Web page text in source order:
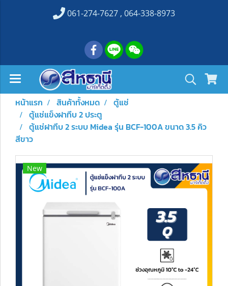
061-274-7627 , 064-338-8973
หน้าแรก สินค้าทั้งหมด
ตู้แช่
ตู้แช่แข็งฝาทึบ 2 ประตู
ตู้แช่ฝาทึบ 2 ระบบ Midea รุ่น BCF-100A ขนาด 3.5 คิว
สีขาว
New